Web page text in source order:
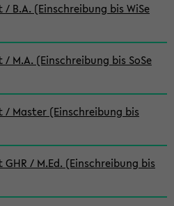
B.A. (Einschreibung bis WiSe
M.A. (Einschreibung bis SoSe
/ Master (Einschreibung bis
/ M.Ed. (Einschreibung bis